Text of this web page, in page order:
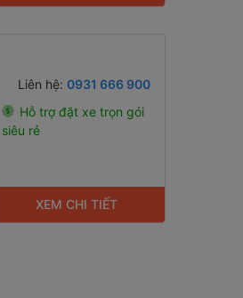
Liên hệ: 0931 666 900
Hỗ trợ đặt xe trọn gói
siêu rẻ
XEM CHI TIẾT